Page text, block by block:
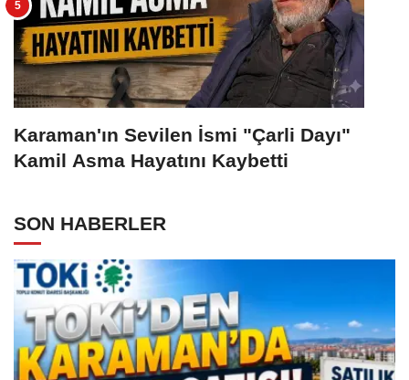
Karaman'ın Sevilen İsmi "Çarli Dayı"
Kamil Asma Hayatını Kaybetti
SON HABERLER